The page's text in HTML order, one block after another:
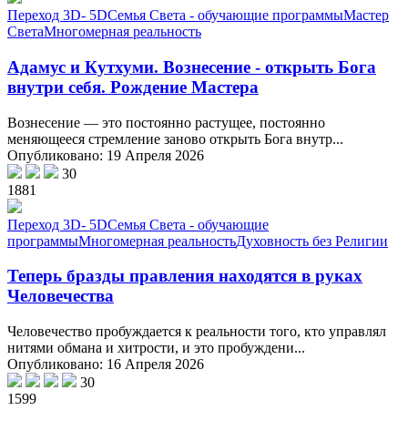
Переход 3D- 5DСемья Света - обучающие программыМастер
СветаМногомерная реальность
Адамус и Кутхуми. Вознесение - открыть Бога
внутри себя. Рождение Мастера
Вознесение — это постоянно растущее, постоянно
меняющееся стремление заново открыть Бога внутр...
Опубликовано: 19 Апреля 2026
30
1881
Переход 3D- 5DСемья Света - обучающие
программыМногомерная реальностьДуховность без Религии
Теперь бразды правления находятся в руках
Человечества
Человечество пробуждается к реальности того, кто управлял
нитями обмана и хитрости, и это пробуждени...
Опубликовано: 16 Апреля 2026
30
1599